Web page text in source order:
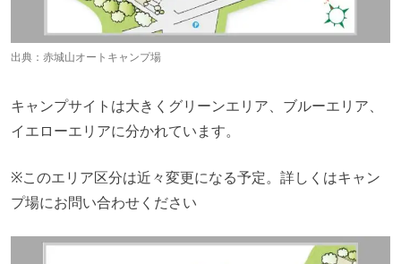
出典： 赤城山オートキャンプ場
キャンプサイトは大きくグリーンエリア、ブルーエリア、
イエローエリアに分かれています。
※このエリア区分は近々変更になる予定。詳しくはキャン
プ場にお問い合わせください